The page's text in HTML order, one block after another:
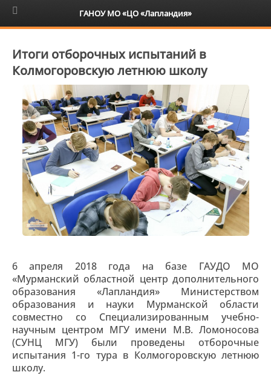
6+
Итоги отборочных испытаний в
Колмогоровскую летнюю школу
6 апреля 2018 года на базе ГАУДО МО
«Мурманский областной центр дополнительного
образования «Лапландия» Министерством
образования и науки Мурманской области
совместно со Специализированным учебно-
научным центром МГУ имени М.В. Ломоносова
(СУНЦ МГУ) были проведены отборочные
испытания 1-го тура в Колмогоровскую летнюю
школу.
ГАНОУ МО «ЦО «Лапландия»